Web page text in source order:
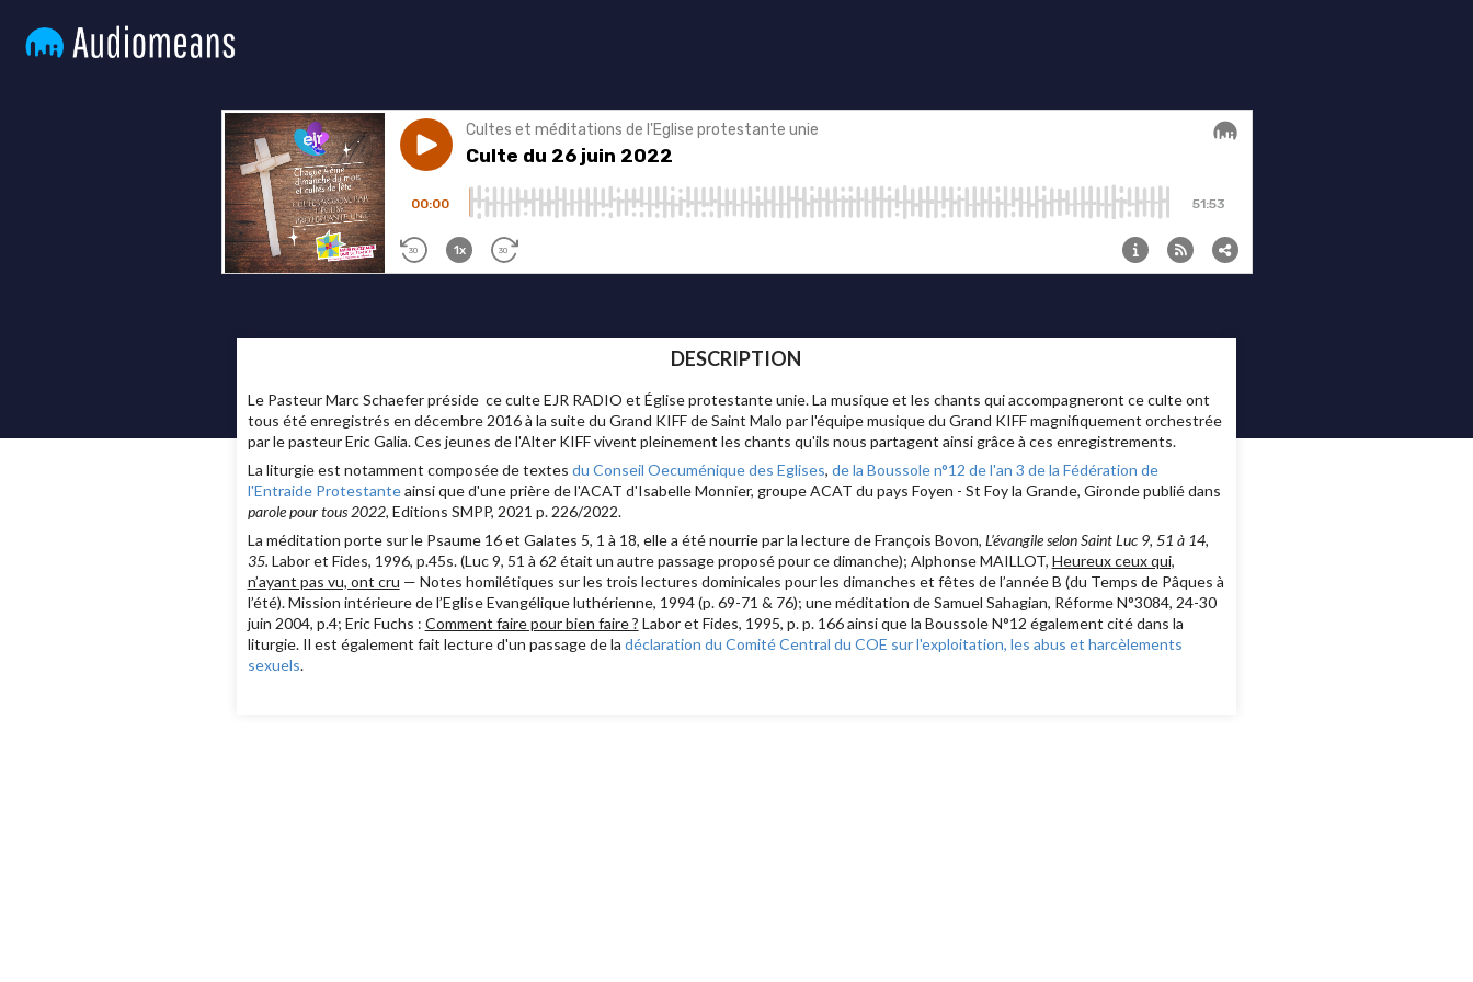
DESCRIPTION
Le Pasteur Marc Schaefer préside ce culte EJR RADIO et Église protestante unie. La musique et les chants qui accompagneront ce culte ont
tous été enregistrés en décembre 2016 à la suite du Grand KIFF de Saint Malo par l'équipe musique du Grand KIFF magnifiquement orchestrée
par le pasteur Eric Galia. Ces jeunes de l'Alter KIFF vivent pleinement les chants qu'ils nous partagent ainsi grâce à ces enregistrements.
La liturgie est notamment composée de textes du Conseil Oecuménique des Eglises, de la Boussole n°12 de l'an 3 de la Fédération de
l'Entraide Protestanteainsi que d'une prière de l'ACAT d'Isabelle Monnier, groupe ACAT du pays Foyen - St Foy la Grande, Gironde publié dans
parole pour tous 2022, Editions SMPP, 2021 p. 226/2022.
La méditation porte sur le Psaume 16 et Galates 5, 1 à 18, elle a été nourrie par la lecture de François Bovon, L’évangile selon Saint Luc 9, 51 à 14,
35. Labor et Fides, 1996, p.45s. (Luc 9, 51 à 62 était un autre passage proposé pour ce dimanche); Alphonse MAILLOT, Heureux ceux qui,
n’ayant pas vu, ont cru — Notes homilétiques sur les trois lectures dominicales pour les dimanches et fêtes de l’année B (du Temps de Pâques à
l’été). Mission intérieure de l’Eglise Evangélique luthérienne, 1994 (p. 69-71 & 76); une méditation de Samuel Sahagian, Réforme N°3084, 24-30
juin 2004, p.4; Eric Fuchs : Comment faire pour bien faire ? Labor et Fides, 1995, p. p. 166 ainsi que la Boussole N°12 également cité dans la
liturgie. Il est également fait lecture d'un passage de la déclaration du Comité Central du COE sur l'exploitation, les abus et harcèlements
sexuels.